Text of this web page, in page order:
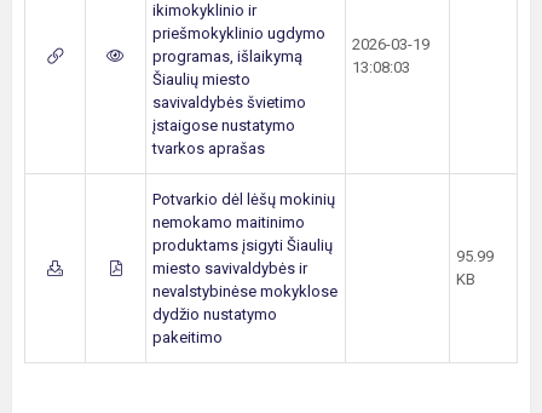
ikimokyklinio ir
priešmokyklinio ugdymo
programas, išlaikymą
Šiaulių miesto
savivaldybės švietimo
įstaigose nustatymo
tvarkos aprašas
2026-03-19
13:08:03
Potvarkio dėl lėšų mokinių
nemokamo maitinimo
produktams įsigyti Šiaulių
miesto savivaldybės ir
nevalstybinėse mokyklose
dydžio nustatymo
pakeitimo
95.99
KB